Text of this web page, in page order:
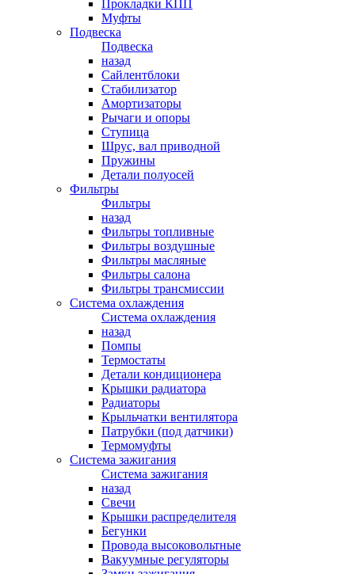
Прокладки КПП
Муфты
Подвеска
Подвеска
назад
Сайлентблоки
Стабилизатор
Амортизаторы
Рычаги и опоры
Ступица
Шрус, вал приводной
Пружины
Детали полуосей
Фильтры
Фильтры
назад
Фильтры топливные
Фильтры воздушные
Фильтры масляные
Фильтры салона
Фильтры трансмиссии
Система охлаждения
Система охлаждения
назад
Помпы
Термостаты
Детали кондиционера
Крышки радиатора
Радиаторы
Крыльчатки вентилятора
Патрубки (под датчики)
Термомуфты
Система зажигания
Система зажигания
назад
Свечи
Крышки распределителя
Бегунки
Провода высоковольтные
Вакуумные регуляторы